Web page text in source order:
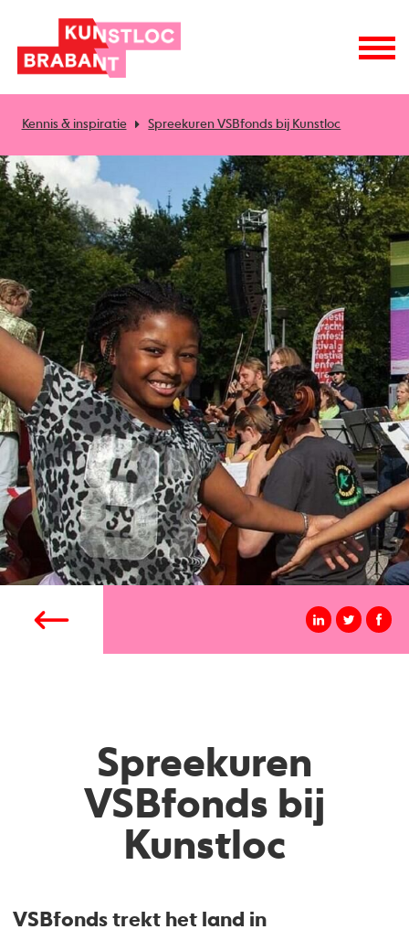
Kennis & inspiratie Spreekuren VSBfonds bij Kunstloc
Spreekuren
VSBfonds bij
Kunstloc
VSBfonds trekt het land in